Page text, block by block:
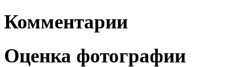
Комментарии
Оценка фотографии